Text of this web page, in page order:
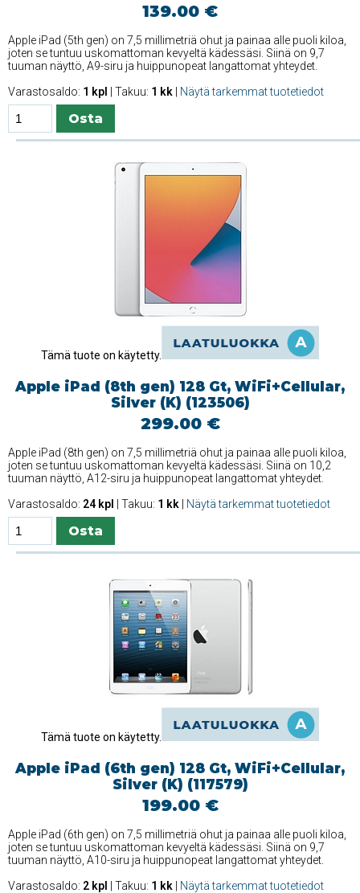
139.00 €
Apple iPad (5th gen) on 7,5 millimetriä ohut ja painaa alle puoli kiloa,
joten se tuntuu uskomattoman kevyeltä kädessäsi. Siinä on 9,7
tuuman näyttö, A9-siru ja huippunopeat langattomat yhteydet.
Varastosaldo: 1 kpl | Takuu: 1 kk Näytä tarkemmat tuotetiedot
Tämä tuote on käytetty.
Apple iPad (8th gen) 128 Gt, WiFi+Cellular,
Silver (K) (123506)
299.00 €
Apple iPad (8th gen) on 7,5 millimetriä ohut ja painaa alle puoli kiloa,
joten se tuntuu uskomattoman kevyeltä kädessäsi. Siinä on 10,2
tuuman näyttö, A12-siru ja huippunopeat langattomat yhteydet.
Varastosaldo: 24 kpl | Takuu: 1 kk Näytä tarkemmat tuotetiedot
Tämä tuote on käytetty.
Apple iPad (6th gen) 128 Gt, WiFi+Cellular,
Silver (K) (117579)
199.00 €
Apple iPad (6th gen) on 7,5 millimetriä ohut ja painaa alle puoli kiloa,
joten se tuntuu uskomattoman kevyeltä kädessäsi. Siinä on 9,7
tuuman näyttö, A10-siru ja huippunopeat langattomat yhteydet.
Varastosaldo: 2 kpl | Takuu: 1 kk Näytä tarkemmat tuotetiedot